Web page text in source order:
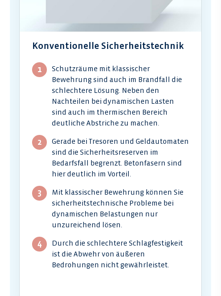
Konventionelle Sicherheitstechnik
Schutzräume mit klassischer
Bewehrung sind auch im Brandfall die
schlechtere Lösung. Neben den
Nachteilen bei dynamischen Lasten
sind auch im thermischen Bereich
deutliche Abstriche zu machen.
Gerade bei Tresoren und Geldautomaten
sind die Sicherheitsreserven im
Bedarfsfall begrenzt. Betonfasern sind
hier deutlich im Vorteil.
Mit klassischer Bewehrung können Sie
sicherheitstechnische Probleme bei
dynamischen Belastungen nur
unzureichend lösen.
Durch die schlechtere Schlagfestigkeit
ist die Abwehr von äußeren
Bedrohungen nicht gewährleistet.